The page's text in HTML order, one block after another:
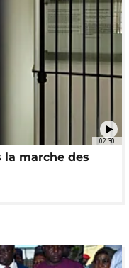
02:30
la marche des